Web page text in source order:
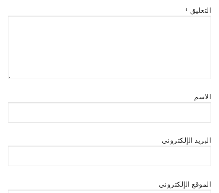
التعليق *
الاسم
البريد الإلكتروني
الموقع الإلكتروني